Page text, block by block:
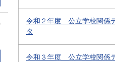
令和２年度 公立学校関係
タ
令和３年度 公立学校関係